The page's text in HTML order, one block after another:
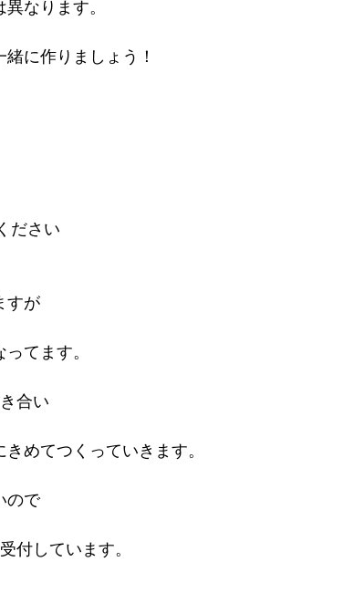
なります。
に作りましょう！
ださい
すが
てます。
合い
めてつくっていきます。
ので
付しています。